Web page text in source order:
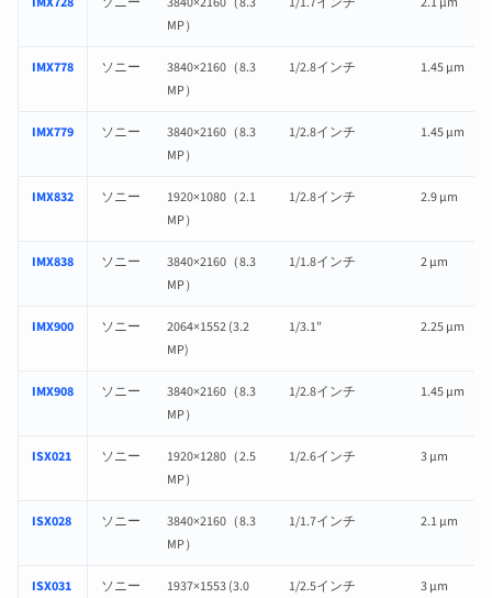
MP）
IMX778 ソニー
3840×2160（8.3
MP）
1/2.8インチ 1.45 µm
IMX779 ソニー
3840×2160（8.3
MP）
1/2.8インチ 1.45 µm
IMX832 ソニー
1920×1080（2.1
MP）
1/2.8インチ 2.9 µm
IMX838 ソニー
3840×2160（8.3
MP）
1/1.8インチ 2 µm
IMX900 ソニー
2064×1552 (3.2
MP)
1/3.1" 2.25 µm
IMX908 ソニー
3840×2160（8.3
MP）
1/2.8インチ 1.45 µm
ISX021 ソニー
1920×1280（2.5
MP）
1/2.6インチ 3 µm
ISX028 ソニー
3840×2160（8.3
MP）
1/1.7インチ 2.1 µm
ISX031 ソニー
1937×1553 (3.0
1/2.5インチ 3 µm